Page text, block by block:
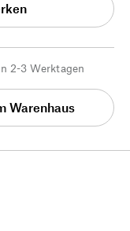
2-3 Werktagen
Warenhaus